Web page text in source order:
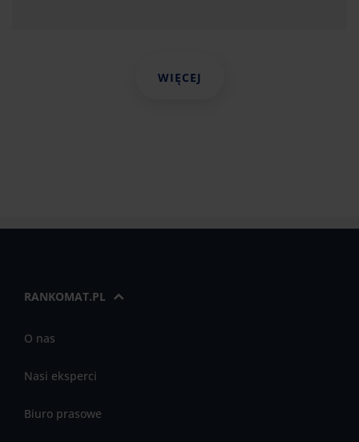
WIĘCEJ
RANKOMAT.PL
O nas
Nasi eksperci
Biuro prasowe